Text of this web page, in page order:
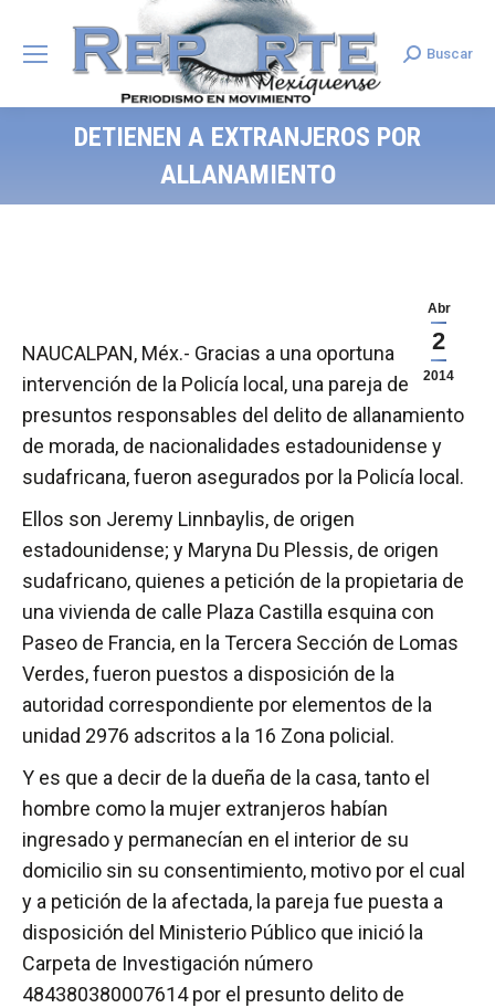
Search:
Buscar
DETIENEN A EXTRANJEROS POR
ALLANAMIENTO
Abr
2
2014
NAUCALPAN, Méx.- Gracias a una oportuna
intervención de la Policía local, una pareja de
presuntos responsables del delito de allanamiento
de morada, de nacionalidades estadounidense y
sudafricana, fueron asegurados por la Policía local.
Ellos son Jeremy Linnbaylis, de origen
estadounidense; y Maryna Du Plessis, de origen
sudafricano, quienes a petición de la propietaria de
una vivienda de calle Plaza Castilla esquina con
Paseo de Francia, en la Tercera Sección de Lomas
Verdes, fueron puestos a disposición de la
autoridad correspondiente por elementos de la
unidad 2976 adscritos a la 16 Zona policial.
Y es que a decir de la dueña de la casa, tanto el
hombre como la mujer extranjeros habían
ingresado y permanecían en el interior de su
domicilio sin su consentimiento, motivo por el cual
y a petición de la afectada, la pareja fue puesta a
disposición del Ministerio Público que inició la
Carpeta de Investigación número
484380380007614 por el presunto delito de